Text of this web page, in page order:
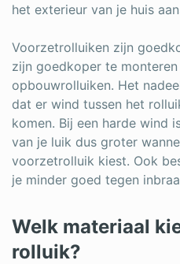
het exterieur van je huis
Voorzetrolluiken zijn
zijn goedkoper te
opbouwrolluiken. Het
dat er wind tussen het
komen. Bij een harde wind
van je luik dus groter
voorzetrolluik kiest. Ook
je minder goed tegen
Welk materiaal
rolluik?